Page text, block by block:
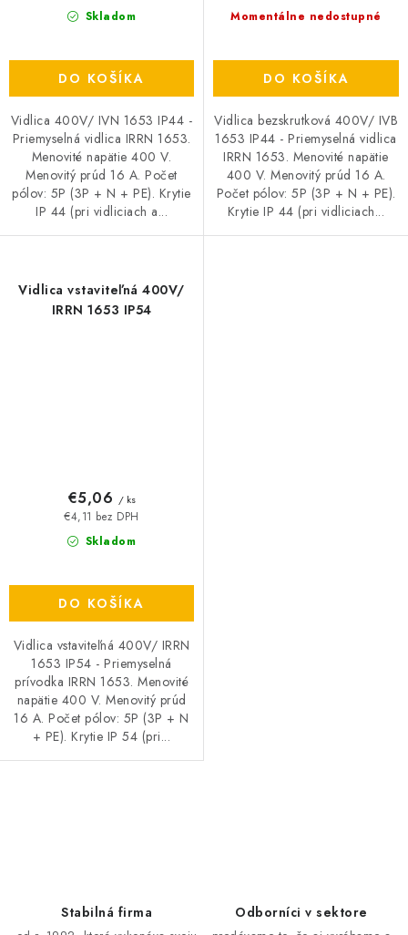
Skladom
DO KOŠÍKA
Vidlica 400V/ IVN 1653 IP44 -
Priemyselná vidlica IRRN 1653.
Menovité napätie 400 V.
Menovitý prúd 16 A. Počet
pólov: 5P (3P + N + PE). Krytie
IP 44 (pri vidliciach a...
Momentálne nedostupné
DO KOŠÍKA
Vidlica bezskrutková 400V/ IVB
1653 IP44 - Priemyselná vidlica
IRRN 1653. Menovité napätie
400 V. Menovitý prúd 16 A.
Počet pólov: 5P (3P + N + PE).
Krytie IP 44 (pri vidliciach...
Vidlica vstaviteľná 400V/
IRRN 1653 IP54
Skladom
€4,11 bez DPH
€5,06 / ks
DO KOŠÍKA
Vidlica vstaviteľná 400V/ IRRN
1653 IP54 - Priemyselná
prívodka IRRN 1653. Menovité
napätie 400 V. Menovitý prúd
16 A. Počet pólov: 5P (3P + N
+ PE). Krytie IP 54 (pri...
Stabilná firma Odborníci v sektore